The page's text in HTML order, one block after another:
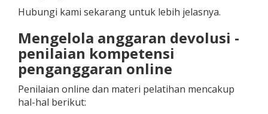
Hubungi kami sekarang untuk lebih jelasnya.
Mengelola anggaran devolusi -
penilaian kompetensi
penganggaran online
Penilaian online dan materi pelatihan mencakup
hal-hal berikut: